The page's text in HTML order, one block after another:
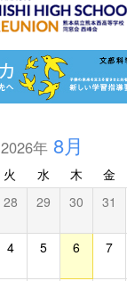
2026年8月
火 水 木 金
28 29 30 31
4 5 6 7